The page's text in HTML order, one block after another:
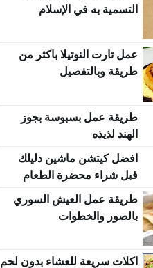
التسمية به في الإسلام
عمل تارت النوتيلا باكثر من
طريقة وبالتفصيل
طريقة عمل بسبوسة بجوز
الهند لذيذه
افضل كيتشن ماشين دليلك
قبل شراء محضرة الطعام
طريقة عمل العيش السوري
بالصور والخطوات
اكلات سريعة للعشاء بدون لحم